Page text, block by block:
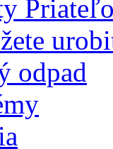
odpad